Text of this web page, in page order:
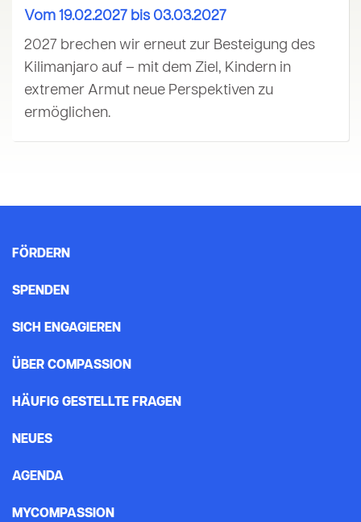
Vom 19.02.2027 bis 03.03.2027
2027 brechen wir erneut zur Besteigung des
Kilimanjaro auf – mit dem Ziel, Kindern in
extremer Armut neue Perspektiven zu
ermöglichen.
FÖRDERN
SPENDEN
SICH ENGAGIEREN
ÜBER COMPASSION
HÄUFIG GESTELLTE FRAGEN
NEUES
AGENDA
MYCOMPASSION